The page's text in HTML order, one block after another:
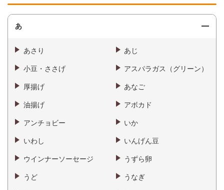
あ
あさり あじ
小豆・ささげ アスパラガス（グリーン）
厚揚げ あなご
油揚げ アボカド
アンチョビー いか
いわし いんげん豆
ウインナーソーセージ うずら卵
うど うなぎ